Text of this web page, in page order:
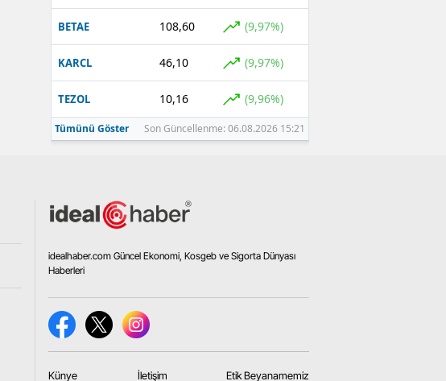
BETAE 108,60 (9,97%)
KARCL 46,10 (9,97%)
TEZOL 10,16 (9,96%)
Tümünü Göster Son Güncellenme: 06.08.2026 15:21
idealhaber.com Güncel Ekonomi, Kosgeb ve Sigorta Dünyası
Haberleri
Künye İletişim Etik Beyanamemiz